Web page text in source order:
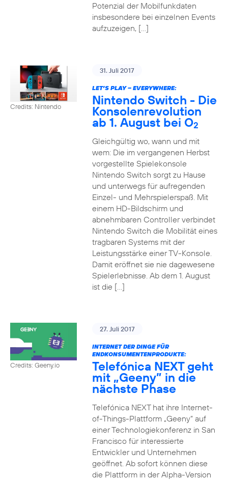
Potenzial der Mobilfunkdaten
insbesondere bei einzelnen Events
aufzuzeigen, […]
Credits: Nintendo
31. Juli 2017
LET’S PLAY – EVERYWHERE:
Nintendo Switch - Die
Konsolenrevolution
ab 1. August bei O2
Gleichgültig wo, wann und mit
wem: Die im vergangenen Herbst
vorgestellte Spielekonsole
Nintendo Switch sorgt zu Hause
und unterwegs für aufregenden
Einzel- und Mehrspielerspaß. Mit
einem HD-Bildschirm und
abnehmbaren Controller verbindet
Nintendo Switch die Mobilität eines
tragbaren Systems mit der
Leistungsstärke einer TV-Konsole.
Damit eröffnet sie nie dagewesene
Spielerlebnisse. Ab dem 1. August
ist die […]
Credits: Geeny.io
27. Juli 2017
INTERNET DER DINGE FÜR
ENDKONSUMENTENPRODUKTE:
Telefónica NEXT geht
mit „Geeny” in die
nächste Phase
Telefónica NEXT hat ihre Internet-
of-Things-Plattform „Geeny“ auf
einer Technologiekonferenz in San
Francisco für interessierte
Entwickler und Unternehmen
geöffnet. Ab sofort können diese
die Plattform in der Alpha-Version